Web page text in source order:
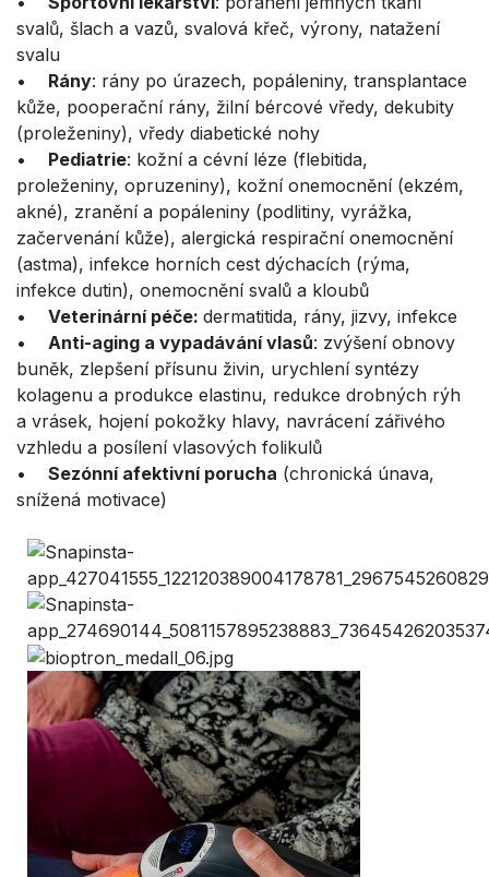
svalů, šlach a vazů, svalová křeč, výrony, natažení
svalu
• Rány: rány po úrazech, popáleniny, transplantace
kůže, pooperační rány, žilní bércové vředy, dekubity
(proleženiny), vředy diabetické nohy
• Pediatrie: kožní a cévní léze (flebitida,
proleženiny, opruzeniny), kožní onemocnění (ekzém,
akné), zranění a popáleniny (podlitiny, vyrážka,
začervenání kůže), alergická respirační onemocnění
(astma), infekce horních cest dýchacích (rýma,
infekce dutin), onemocnění svalů a kloubů
​​• Veterinární péče: dermatitida, rány, jizvy, infekce
​​• Anti-aging a vypadávání vlasů: zvýšení obnovy
buněk, zlepšení přísunu živin, urychlení syntézy
kolagenu a produkce elastinu, redukce drobných rýh
a vrásek, hojení pokožky hlavy, navrácení zářivého
vzhledu a posílení vlasových folikulů
• Sezónní afektivní porucha (chronická únava,
snížená motivace)